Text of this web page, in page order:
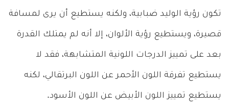
تكون رؤية الوليد ضبابية، ولكنه يستطيع أن يرى لمسافة
قصيرة، ويستطيع رؤية الألوان، إلا أنه لم يمتلك القدرة
بعد على تمييز الدرجات اللونية المتشابهة، فقد لا
يستطيع تفرقة اللون الأحمر عن اللون البرتقالي، لكنه
يستطيع تمييز اللون الأبيض عن اللون الأسود.